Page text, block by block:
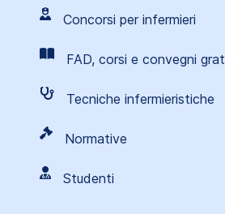
Concorsi per infermieri
FAD, corsi e convegni
Tecniche infermieristiche
Normative
Studenti